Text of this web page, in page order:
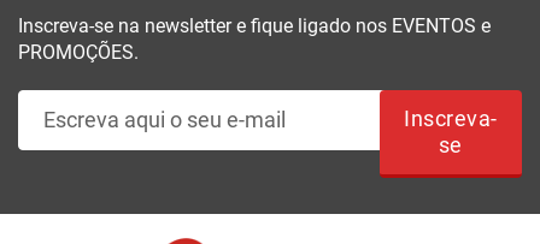
Inscreva-se na newsletter e fique ligado nos EVENTOS e
PROMOÇÕES.
Inscreva-
se